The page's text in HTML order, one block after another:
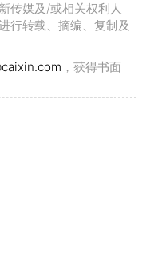
传媒及/或相关权利人
行转载、摘编、复制及
，获得书面